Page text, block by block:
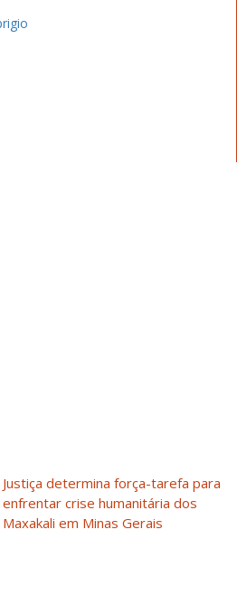
Justiça determina força-tarefa para
enfrentar crise humanitária dos
Maxakali em Minas Gerais